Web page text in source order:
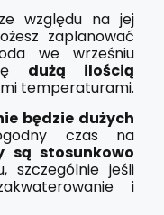
względu na jej
zaplanować
we wrześniu
dużą ilością
temperaturami.
będzie dużych
czas na
są stosunkowo
szczególnie jeśli
i